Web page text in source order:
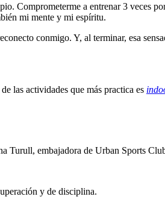
Comprometerme a entrenar 3 veces
mi mente y mi espíritu.
conmigo. Y, al terminar, esa
las actividades que más practica es
y de disciplina.